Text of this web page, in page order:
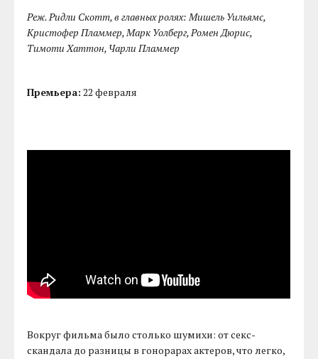
Реж. Ридли Скотт, в главных ролях: Мишель Уильямс,
Кристофер Пламмер, Марк Уолберг, Ромен Дюрис,
Тимоти Хаттон, Чарли Пламмер
Премьера: 22 февраля
Вокруг фильма было столько шумихи: от секс-
скандала до разницы в гонорарах актеров, что легко,